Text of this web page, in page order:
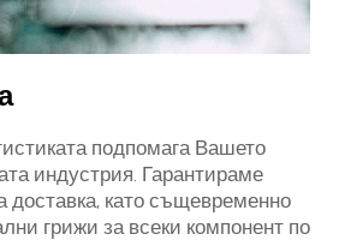
подпомага Вашето
индустрия. Гарантираме
доставка, като същевременно
грижи за всеки компонент по